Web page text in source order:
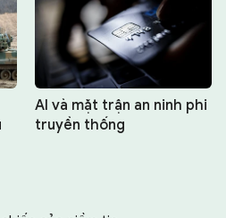
AI và mặt trận an ninh phi
truyền thống